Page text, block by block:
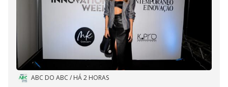
ABC DO ABC / HÁ 2 HORAS